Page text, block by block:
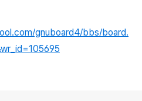
gnuboard4/bbs/board.